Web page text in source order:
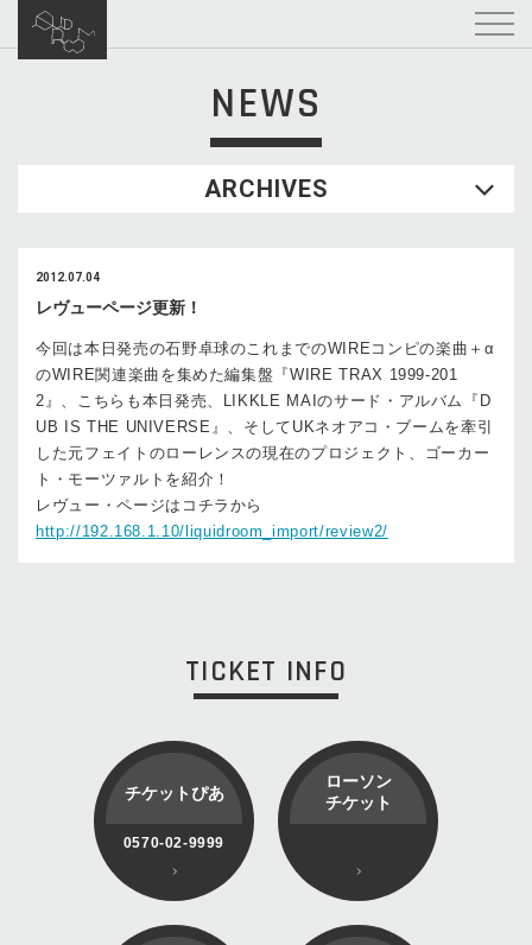
NEWS
ARCHIVES
2012.07.04
レヴューページ更新！
今回は本日発売の石野卓球のこれまでのWIREコンピの楽曲＋α
のWIRE関連楽曲を集めた編集盤『WIRE TRAX 1999-201
2』、こちらも本日発売、LIKKLE MAIのサード・アルバム『D
UB IS THE UNIVERSE』、そしてUKネオアコ・ブームを牽引
した元フェイトのローレンスの現在のプロジェクト、ゴーカー
ト・モーツァルトを紹介！
レヴュー・ページはコチラから
http://192.168.1.10/liquidroom_import/review2/
TICKET INFO
チケットぴあ
0570-02-9999
ローソン
チケット